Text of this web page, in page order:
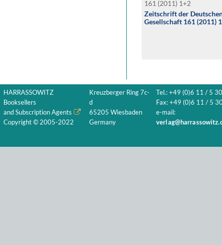
161 (2011) 1+2
Zeitschrift der
Gesellschaft 161 (2011)
HARRASSOWITZ
Booksellers
and Subscription Agents
Copyright © 2005-2022
Kreuzberger Ring 7c-
d
65205 Wiesbaden
Germany
Tel.: +49 (0)6 11 / 5
Fax: +49 (0)6 11 / 5
e-mail: